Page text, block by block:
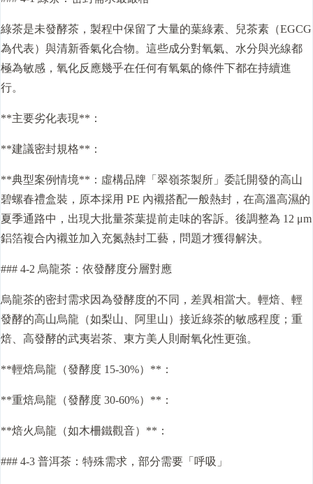
綠茶是未發酵茶，製程中保留了大量的葉綠素、兒茶素（EGCG
為代表）與清新香氣化合物。這些成分對氧氣、水分與光線都
極為敏感，氧化反應幾乎在任何有氧氣的條件下都在持續進
行。
**主要劣化表現**：
**建議密封規格**：
**典型案例情境**：虛構品牌「翠嶺茶製所」委託開發的高山
碧螺春禮盒裝，原本採用 PE 內襯搭配一般熱封，在高溫高濕的
夏季通路中，出現大批量茶葉提前走味的客訴。後調整為 12 μm
鋁箔複合內襯並加入充氮熱封工藝，問題才獲得解決。
### 4-2 烏龍茶：依發酵度分層對應
烏龍茶的密封需求因為發酵度的不同，差異相當大。輕焙、輕
發酵的高山烏龍（如梨山、阿里山）接近綠茶的敏感程度；重
焙、高發酵的武夷岩茶、東方美人則耐氧化性更強。
**輕焙烏龍（發酵度 15-30%）**：
**重焙烏龍（發酵度 30-60%）**：
**焙火烏龍（如木柵鐵觀音）**：
### 4-3 普洱茶：特殊需求，部分需要「呼吸」